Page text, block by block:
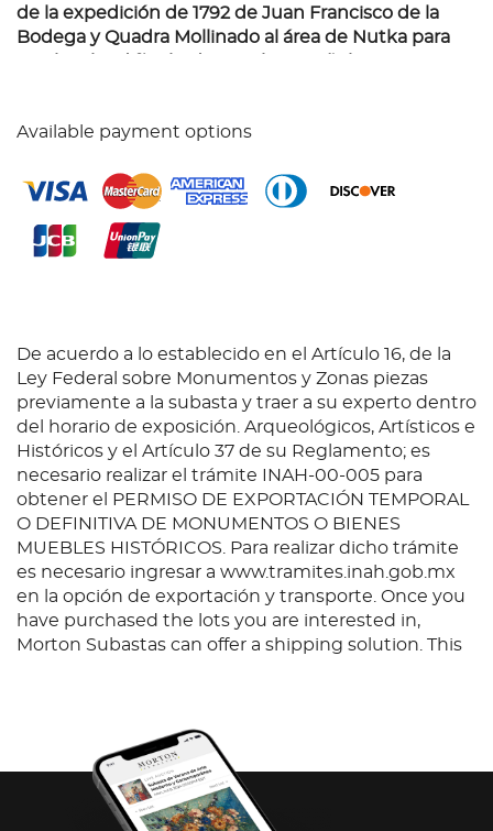
de la expedición de 1792 de Juan Francisco de la
Bodega y Quadra Mollinado al área de Nutka para
misma fue publicada aquí en 1913 por el historiador
las Noticias de Moziño se ocupan de la etnología de
los indios Nootka..."- Hill. El territorio de Nutka
abarcaba la costa noroeste de lo que ahora son los
Estados Unidos y Canadá, al norte de la Alta
Available payment options
De acuerdo a lo establecido en el Artículo 16, de la
Ley Federal sobre Monumentos y Zonas piezas
previamente a la subasta y traer a su experto dentro
del horario de exposición. Arqueológicos, Artísticos e
Históricos y el Artículo 37 de su Reglamento; es
necesario realizar el trámite INAH-00-005 para
obtener el PERMISO DE EXPORTACIÓN TEMPORAL
O DEFINITIVA DE MONUMENTOS O BIENES
MUEBLES HISTÓRICOS. Para realizar dicho trámite
es necesario ingresar a www.tramites.inah.gob.mx
en la opción de exportación y transporte. Once you
have purchased the lots you are interested in,
Morton Subastas can offer a shipping solution. This